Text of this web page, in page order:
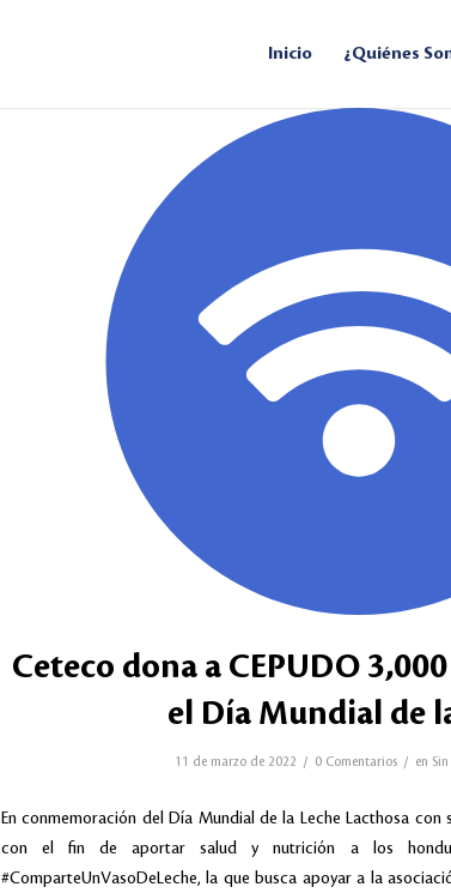
Inicio ¿Quiénes
Ceteco dona a CEPUDO
el Día Mundial de
11 de marzo de 2022 / 0 Comentarios / en
En conmemoración del Día Mundial de la Leche Lacthosa
con el fin de aportar salud y nutrición a los
#ComparteUnVasoDeLeche, la que busca apoyar a la